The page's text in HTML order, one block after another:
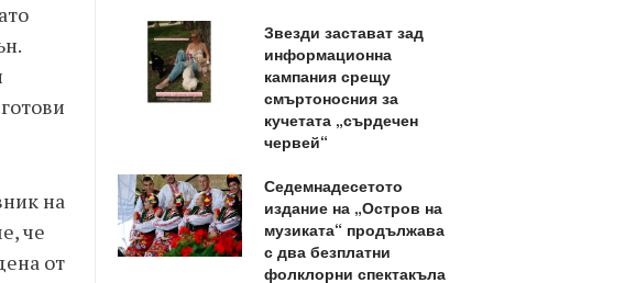
на
че
от
Звезди застават зад
информационна
кампания срещу
смъртоносния за
кучетата „сърдечен
червей“
Седемнадесетото
издание на „Остров на
музиката“ продължава
с два безплатни
фолклорни спектакъла